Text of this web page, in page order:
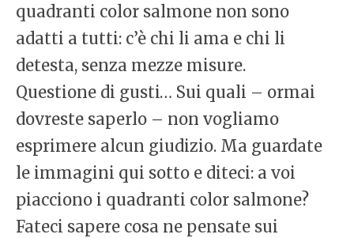
quadranti color salmone non sono
adatti a tutti: c’è chi li ama e chi li
detesta, senza mezze misure.
Questione di gusti… Sui quali – ormai
dovreste saperlo – non vogliamo
esprimere alcun giudizio. Ma guardate
le immagini qui sotto e diteci: a voi
piacciono i quadranti color salmone?
Fateci sapere cosa ne pensate sui